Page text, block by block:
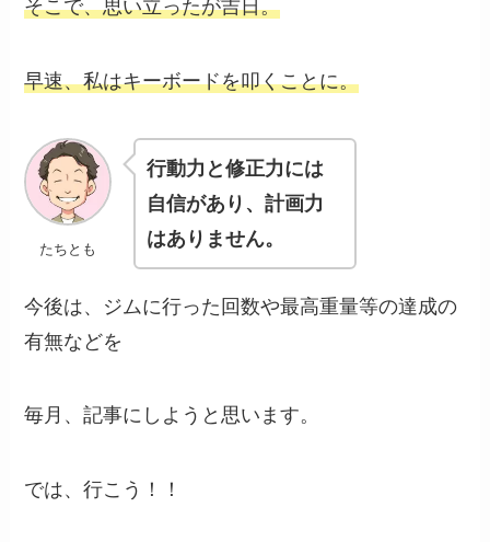
そこで、思い立ったが吉日。
早速、私はキーボードを叩くことに。
たちとも
行動力と修正力には
自信があり、計画力
はありません。
今後は、ジムに行った回数や最高重量等の達成の
有無などを
毎月、記事にしようと思います。
では、行こう！！